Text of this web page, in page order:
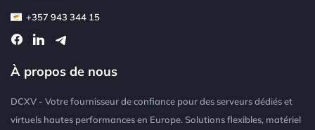
+357 943 344 15
À propos de nous
DCXV - Votre fournisseur de confiance pour des serveurs dédiés et
virtuels hautes performances en Europe. Solutions flexibles, matériel